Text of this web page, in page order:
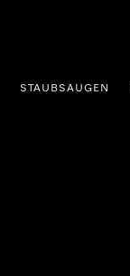
STAUBSAUGEN